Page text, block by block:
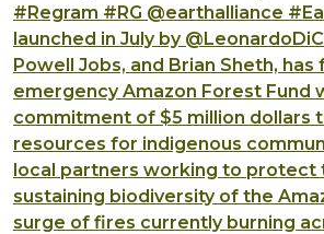
#Regram #RG @earthalliance
launched in July by
Powell Jobs, and Brian Sheth, has
emergency Amazon Forest Fund
commitment of $5 million dollars
resources for indigenous
local partners working to protect
sustaining biodiversity of the
surge of fires currently burning